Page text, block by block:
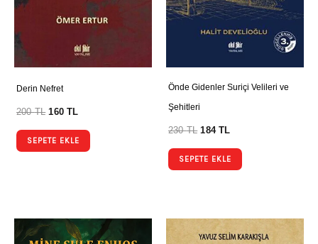
Derin Nefret
200TL 160TL
SEPETE EKLE
Önde Gidenler Suriçi Velileri ve
Şehitleri
230TL 184TL
SEPETE EKLE